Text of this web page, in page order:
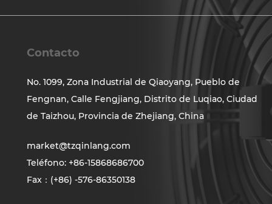
Contacto
No. 1099, Zona Industrial de Qiaoyang, Pueblo de
Fengnan, Calle Fengjiang, Distrito de Luqiao, Ciudad
de Taizhou, Provincia de Zhejiang, China
market@tzqinlang.com
Teléfono: +86-15868686700
Fax：(+86) -576-86350138